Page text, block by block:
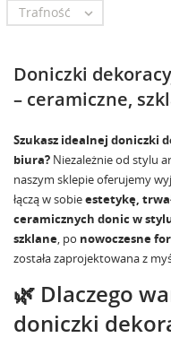
Trafność 
Doniczki
– ceramiczne,
Szukasz idealnej doniczki
biura? Niezależnie od stylu
naszym sklepie oferujemy
łączą w sobieestetykę,
ceramicznych donic w
szklane, po nowoczesne
została zaprojektowana z
🌿 Dlaczego
doniczki